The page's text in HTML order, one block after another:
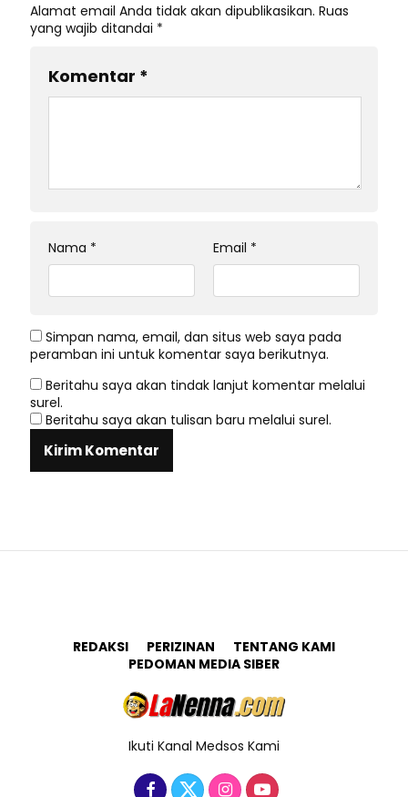
Alamat email Anda tidak akan dipublikasikan. Ruas
yang wajib ditandai *
Komentar *
Nama * Email *
Simpan nama, email, dan situs web saya pada
peramban ini untuk komentar saya berikutnya.
Beritahu saya akan tindak lanjut komentar melalui
surel.
Beritahu saya akan tulisan baru melalui surel.
REDAKSI PERIZINAN
TENTANG KAMI
PEDOMAN MEDIA SIBER
Ikuti Kanal Medsos Kami